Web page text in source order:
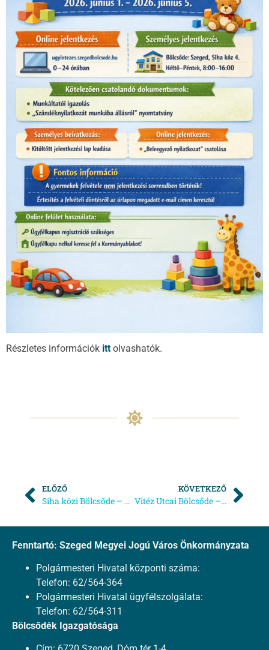
Részletes információk itt olvashatók.
ELŐZŐ
Siha közi Bölcsőde – Húsvéti családi délután
KÖVETKEZŐ
Vitéz Utcai Bölcsőde – beiratkozás
Fenntartó: Szeged Megyei Jogú Város Önkormányzata
Polgármesteri Hivatal központi száma:
Telefon: 62/564-364
Polgármesteri Hivatal ügyfélszolgálata:
Telefon: 62/564-311
Bölcsődék Igazgatósága